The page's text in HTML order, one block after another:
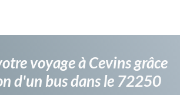
voyage à Cevins grâce
d'un bus dans le 72250